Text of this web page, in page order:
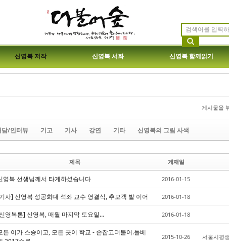
신영복 저작 신영복 서화 신영복 함께읽기
게시물을
담/인터뷰 기고 기사 강연 기타
신영복의 그림 사색
제목 게재일
영복 선생님께서 타계하셨습니다 2016-01-15
사] 신영복 성공회대 석좌 교수 영결식, 추모객 발 이어 2016-01-18
영복론] 신영복, 매월 마지막 토요일… 2016-01-18
든 이가 스승이고, 모든 곳이 학교 - 손잡고더불어.돌베
2015-10-26 서울시평
스케치북5
스케치북5
스케치북5
스케치북5